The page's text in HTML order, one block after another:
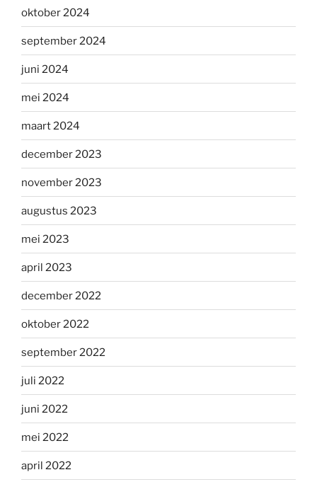
oktober 2024
september 2024
juni 2024
mei 2024
maart 2024
december 2023
november 2023
augustus 2023
mei 2023
april 2023
december 2022
oktober 2022
september 2022
juli 2022
juni 2022
mei 2022
april 2022